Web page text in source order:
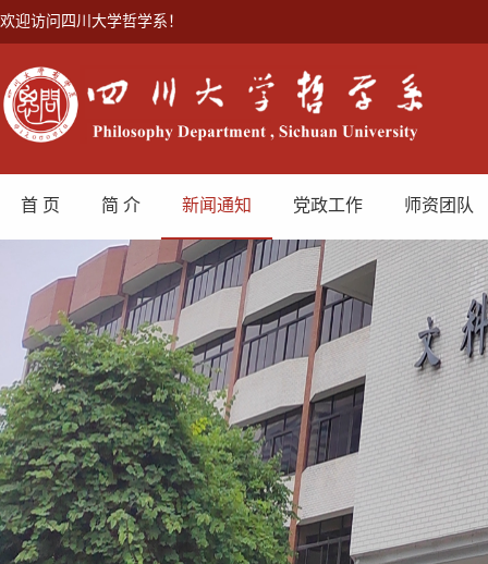
欢迎访问四川大学哲学系！
首 页 简 介 新闻通知 党政工作 师资团队